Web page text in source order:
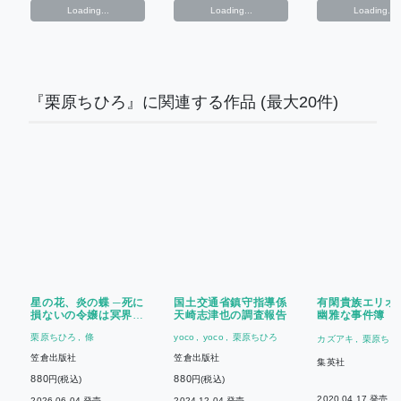
Loading... Loading... Loading...
『栗原ちひろ』に関連する作品 (最大20件)
星の花、炎の蝶 ─死に
損ないの令嬢は冥界の
栗原ちひろ 條
笠倉出版社
880円(税込)
国土交通省鎮守指導係
天崎志津也の調査報告
yoco yoco 栗原ちひろ
笠倉出版社
880円(税込)
有閑貴族エリオ
幽雅な事件簿
カズアキ 栗原ちひ
集英社
2020.04.17 発売